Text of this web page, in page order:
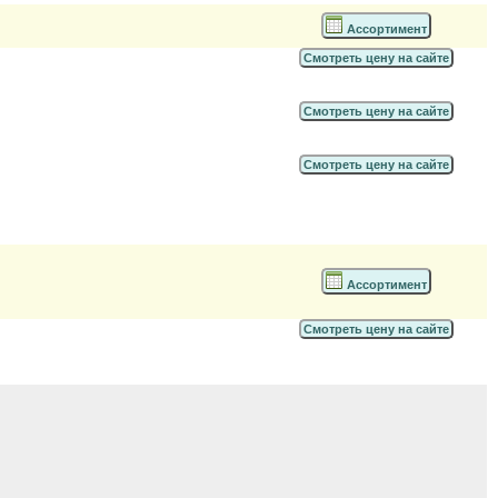
Ассортимент
Смотреть цену на сайте
Смотреть цену на сайте
Смотреть цену на сайте
Ассортимент
Смотреть цену на сайте